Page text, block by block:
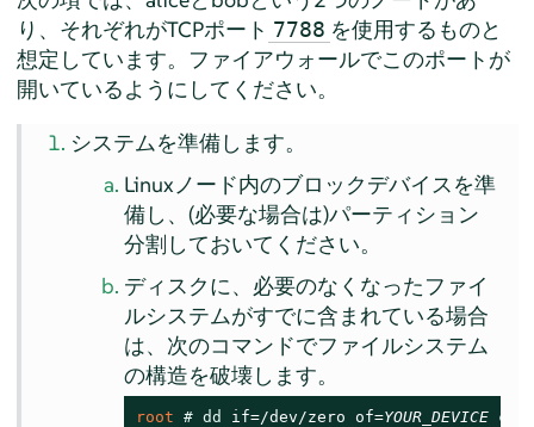
り、それぞれがTCPポート 7788 を使用するものと
想定しています。ファイアウォールでこのポートが
開いているようにしてください。
システムを準備します。
Linuxノード内のブロックデバイスを準
備し、(必要な場合は)パーティション
分割しておいてください。
ディスクに、必要のなくなったファイ
ルシステムがすでに含まれている場合
は、次のコマンドでファイルシステム
の構造を破壊します。
root # dd if=/dev/zero of=YOUR_DEVICE